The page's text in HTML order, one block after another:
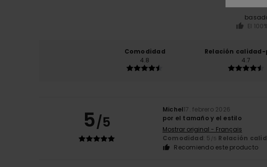
El
Comodidad
4.8
Relación
4.7
5/5
Michel17. febrero 2026
por el tamaño y el estilo
Mostrar original - Français
Comodidad: 5 /5 Relación
Recomiendo este producto